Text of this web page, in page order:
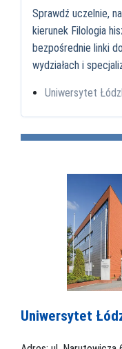
Sprawdź uczelnie,
kierunek Filologia
bezpośrednie linki
wydziałach i
Uniwersytet
Uniwersytet